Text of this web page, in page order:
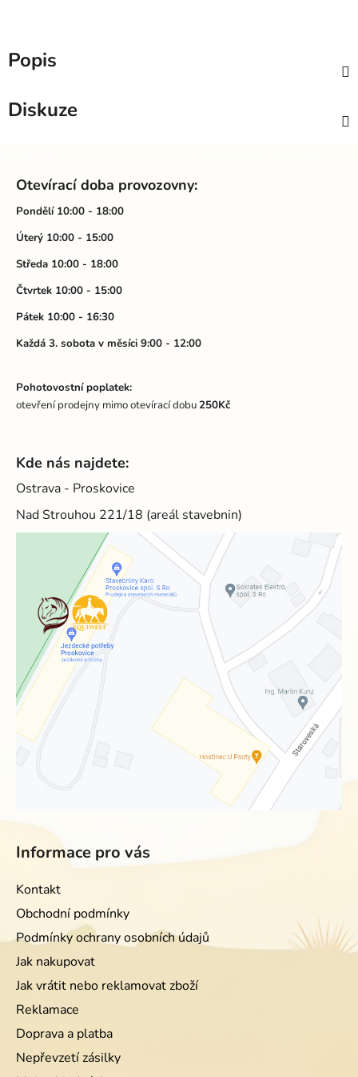
Popis
Diskuze
Otevírací doba provozovny:
Pondělí 10:00 - 18:00
Úterý 10:00 - 15:00
Středa 10:00 - 18:00
Čtvrtek 10:00 - 15:00
Pátek 10:00 - 16:30
Každá 3. sobota v měsíci 9:00 - 12:00
Pohotovostní poplatek:
otevření prodejny mimo otevírací dobu250Kč
Kde nás najdete:
Ostrava - Proskovice
Nad Strouhou 221/18 (areál stavebnin)
Informace pro vás
Kontakt
Obchodní podmínky
Podmínky ochrany osobních údajů
Jak nakupovat
Jak vrátit nebo reklamovat zboží
Reklamace
Doprava a platba
Nepřevzetí zásilky